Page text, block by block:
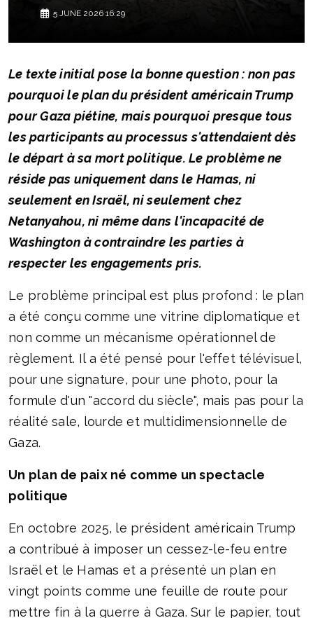
5 JUNE 2026 16:29
Le texte initial pose la bonne question : non pas
pourquoi le plan du président américain Trump
pour Gaza piétine, mais pourquoi presque tous
les participants au processus s'attendaient dès
le départ à sa mort politique. Le problème ne
réside pas uniquement dans le Hamas, ni
seulement en Israël, ni seulement chez
Netanyahou, ni même dans l'incapacité de
Washington à contraindre les parties à
respecter les engagements pris.
Le problème principal est plus profond : le plan
a été conçu comme une vitrine diplomatique et
non comme un mécanisme opérationnel de
règlement. Il a été pensé pour l'effet télévisuel,
pour une signature, pour une photo, pour la
formule d'un "accord du siècle", mais pas pour la
réalité sale, lourde et multidimensionnelle de
Gaza.
Un plan de paix né comme un spectacle
politique
En octobre 2025, le président américain Trump
a contribué à imposer un cessez-le-feu entre
Israël et le Hamas et a présenté un plan en
vingt points comme une feuille de route pour
mettre fin à la guerre à Gaza. Sur le papier, tout